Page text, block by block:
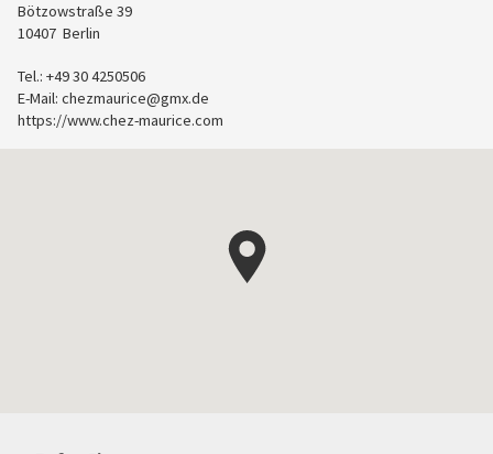
Bötzowstraße 39
10407 Berlin
Tel.: +49 30 4250506
E-Mail: chezmaurice@gmx.de
https://www.chez-maurice.com